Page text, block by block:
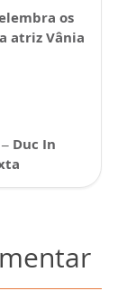
os
atriz Vânia
Duc In